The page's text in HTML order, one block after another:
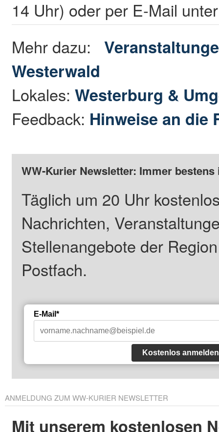
14 Uhr) oder per E-Mail
Mehr dazu:
Westerwald
Lokales:Westerburg &
Feedback: Hinweise an die
WW-Kurier Newsletter: Immer
Täglich um 20 Uhr
Nachrichten,
Stellenangebote der
Postfach.
E-Mail*
Kostenlos anmelden
ANMELDUNG ZUM WW-KURIER NEWSLETTER
Mit unserem kostenlosen